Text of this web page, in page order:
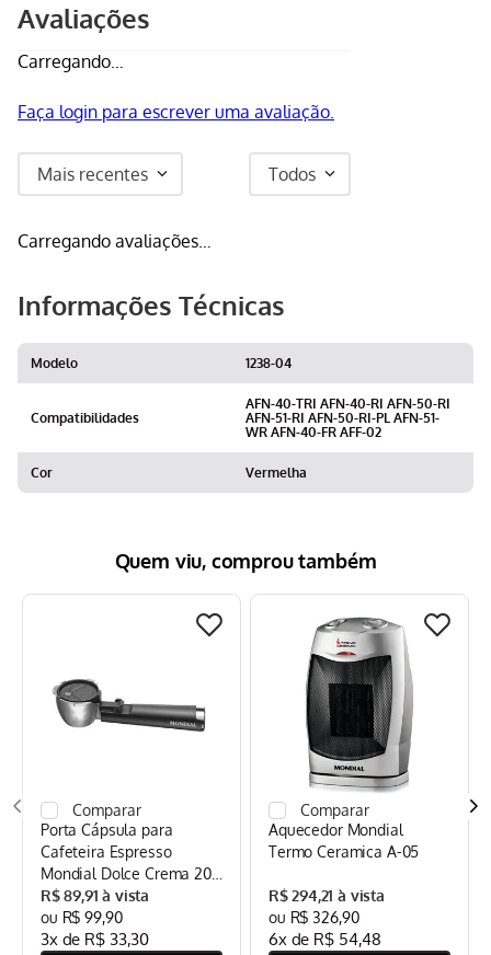
Avaliações
Carregando…
Faça login para escrever uma avaliação.
Mais recentes Todos
Carregando avaliações…
Informações Técnicas
Modelo 1238-04
Compatibilidades
AFN-40-TRI AFN-40-RI AFN-50-RI
AFN-51-RI AFN-50-RI-PL AFN-51-
WR AFN-40-FR AFF-02
Cor Vermelha
Quem viu, comprou também
Porta Cápsula para
Cafeteira Espresso
Mondial Dolce Crema 20
Bar Mondial Preto/Inox -
CPC-DG
R$ 89,91
R$ 99,90
3x de R$ 33,30
Aquecedor Mondial
Termo Ceramica A-05
R$ 294,21
R$ 326,90
6x de R$ 54,48